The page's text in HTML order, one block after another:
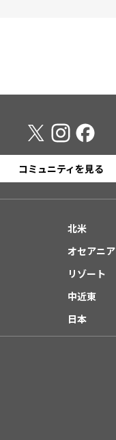
コミュニティを見る
北米
オセアニア
リゾート
中近東
日本